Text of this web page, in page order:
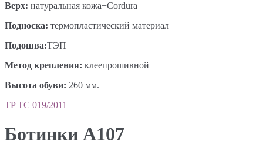
Верх: натуральная кожа+Cordura
Подноска: термопластический материал
Подошва:ТЭП
Метод крепления: клеепрошивной
Высота обуви: 260 мм.
TP ТС 019/2011
Ботинки А107